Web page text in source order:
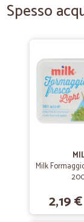
Tutto bene, merce
Spesso
Milk
2,19 €